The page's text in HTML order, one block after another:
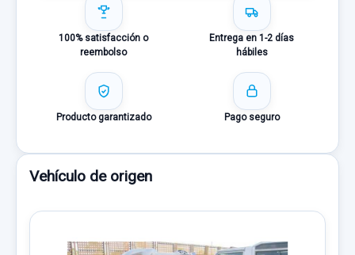
100% satisfacción o
reembolso
Entrega en 1-2 días
hábiles
Producto garantizado Pago seguro
Vehículo de origen